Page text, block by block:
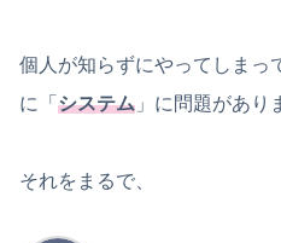
個人が知らずにやってしまっ
に「 システム 」に問題があり
それをまるで、